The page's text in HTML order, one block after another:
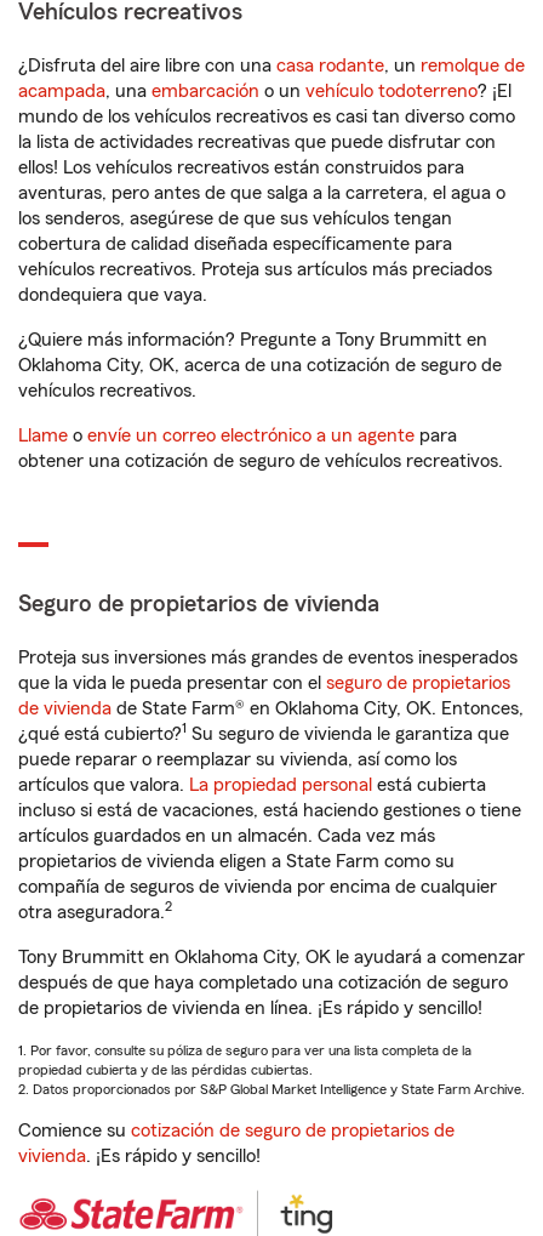
Vehículos recreativos
¿Disfruta del aire libre con una casa rodante, un remolque de
acampada, una embarcación o un vehículo todoterreno? ¡El
mundo de los vehículos recreativos es casi tan diverso como
la lista de actividades recreativas que puede disfrutar con
ellos! Los vehículos recreativos están construidos para
aventuras, pero antes de que salga a la carretera, el agua o
los senderos, asegúrese de que sus vehículos tengan
cobertura de calidad diseñada específicamente para
vehículos recreativos. Proteja sus artículos más preciados
dondequiera que vaya.
¿Quiere más información? Pregunte a Tony Brummitt en
Oklahoma City, OK, acerca de una cotización de seguro de
vehículos recreativos.
Llame o envíe un correo electrónico a un agente para
obtener una cotización de seguro de vehículos recreativos.
Seguro de propietarios de vivienda
Proteja sus inversiones más grandes de eventos inesperados
que la vida le pueda presentar con el seguro de propietarios
de vivienda de State Farm® en Oklahoma City, OK. Entonces,
¿qué está cubierto?1 Su seguro de vivienda le garantiza que
puede reparar o reemplazar su vivienda, así como los
artículos que valora. La propiedad personal está cubierta
incluso si está de vacaciones, está haciendo gestiones o tiene
artículos guardados en un almacén. Cada vez más
propietarios de vivienda eligen a State Farm como su
compañía de seguros de vivienda por encima de cualquier
otra aseguradora.2
Tony Brummitt en Oklahoma City, OK le ayudará a comenzar
después de que haya completado una cotización de seguro
de propietarios de vivienda en línea. ¡Es rápido y sencillo!
1. Por favor, consulte su póliza de seguro para ver una lista completa de la
propiedad cubierta y de las pérdidas cubiertas.
2. Datos proporcionados por S&P Global Market Intelligence y State Farm Archive.
Comience su cotización de seguro de propietarios de
vivienda. ¡Es rápido y sencillo!